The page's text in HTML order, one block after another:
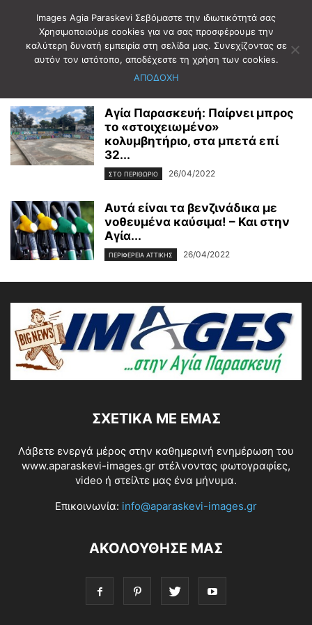
Αρχική 2022 Απρίλιος 26
Ημερήσιο Αρχείο: 26/04/2022
Αγία Παρασκευή: Παίρνει μπρος
το «στοιχειωμένο»
κολυμβητήριο, στα μπετά επί
32...
ΣΤΟ ΠΕΡΙΘΩΡΙΟ 26/04/2022
Αυτά είναι τα βενζινάδικα με
νοθευμένα καύσιμα! – Και στην
Αγία...
ΠΕΡΙΦΕΡΕΙΑ ΑΤΤΙΚΗΣ 26/04/2022
ΣΧΕΤΙΚΆ ΜΕ ΕΜΆΣ
Λάβετε ενεργά μέρος στην καθημερινή ενημέρωση του
www.aparaskevi-images.gr στέλνοντας φωτογραφίες,
video ή στείλτε μας ένα μήνυμα.
Επικοινωνία: info@aparaskevi-images.gr
ΑΚΟΛΟΥΘΗΣΕ ΜΑΣ
Images Agia Paraskevi Σεβόμαστε την ιδιωτικότητά σας
Χρησιμοποιούμε cookies για να σας προσφέρουμε την
καλύτερη δυνατή εμπειρία στη σελίδα μας. Συνεχίζοντας σε
αυτόν τον ιστότοπο, αποδέχεστε τη χρήση των cookies.
ΑΠΟΔΟΧΗ